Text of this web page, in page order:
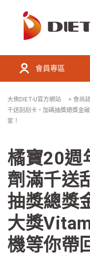
會員專區
大侑DIET-U官方網站 > 食尚
千送刮刮卡，加碼抽獎總獎金
家！
橘寶20週
劑滿千送
抽獎總獎
大獎
機等你帶